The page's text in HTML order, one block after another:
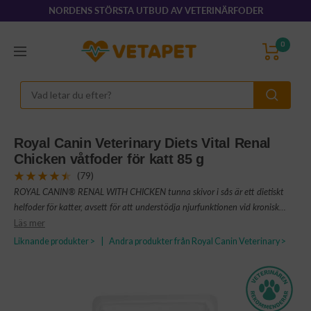
till
NORDENS STÖRSTA UTBUD AV VETERINÄRFODER
Navigering
VetaPet.com 0
Royal Canin Veterinary Diets Vital Renal
Chicken våtfoder för katt 85 g
(79)
ROYAL CANIN® RENAL WITH CHICKEN tunna skivor i sås är ett dietiskt
helfoder för katter, avsett för att understödja njurfunktionen vid kronisk
njurinsufficiens, tack vare begränsad halt av fosfor och protein av hög
kvalitet.
Läs mer
Liknande produkter > Andra produkter från Royal Canin Veterinary >